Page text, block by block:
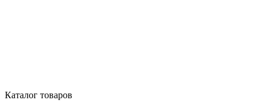
Каталог товаров